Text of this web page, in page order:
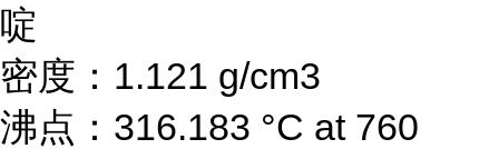
啶
密度：1.121 g/cm3
沸点：316.183 °C at 760